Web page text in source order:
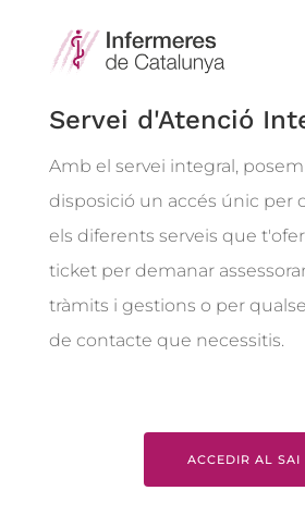
Servei d'Atenció
Amb el servei integral, posem
disposició un accés únic per
els diferents serveis que
ticket per demanar
tràmits i gestions o per
de contacte que necessitis.
ACCEDIR AL SAI